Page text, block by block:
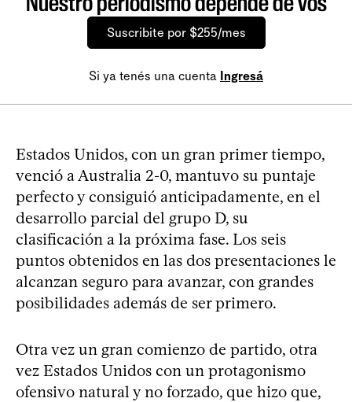
Suscribite por $255/mes
Si ya tenés una cuenta Ingresá
Estados Unidos, con un gran primer tiempo,
venció a Australia 2-0, mantuvo su puntaje
perfecto y consiguió anticipadamente, en el
desarrollo parcial del grupo D, su
clasificación a la próxima fase. Los seis
puntos obtenidos en las dos presentaciones le
alcanzan seguro para avanzar, con grandes
posibilidades además de ser primero.
Otra vez un gran comienzo de partido, otra
vez Estados Unidos con un protagonismo
ofensivo natural y no forzado, que hizo que,